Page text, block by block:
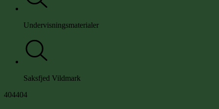
Undervisningsmaterialer
Saksfjed Vildmark
404404